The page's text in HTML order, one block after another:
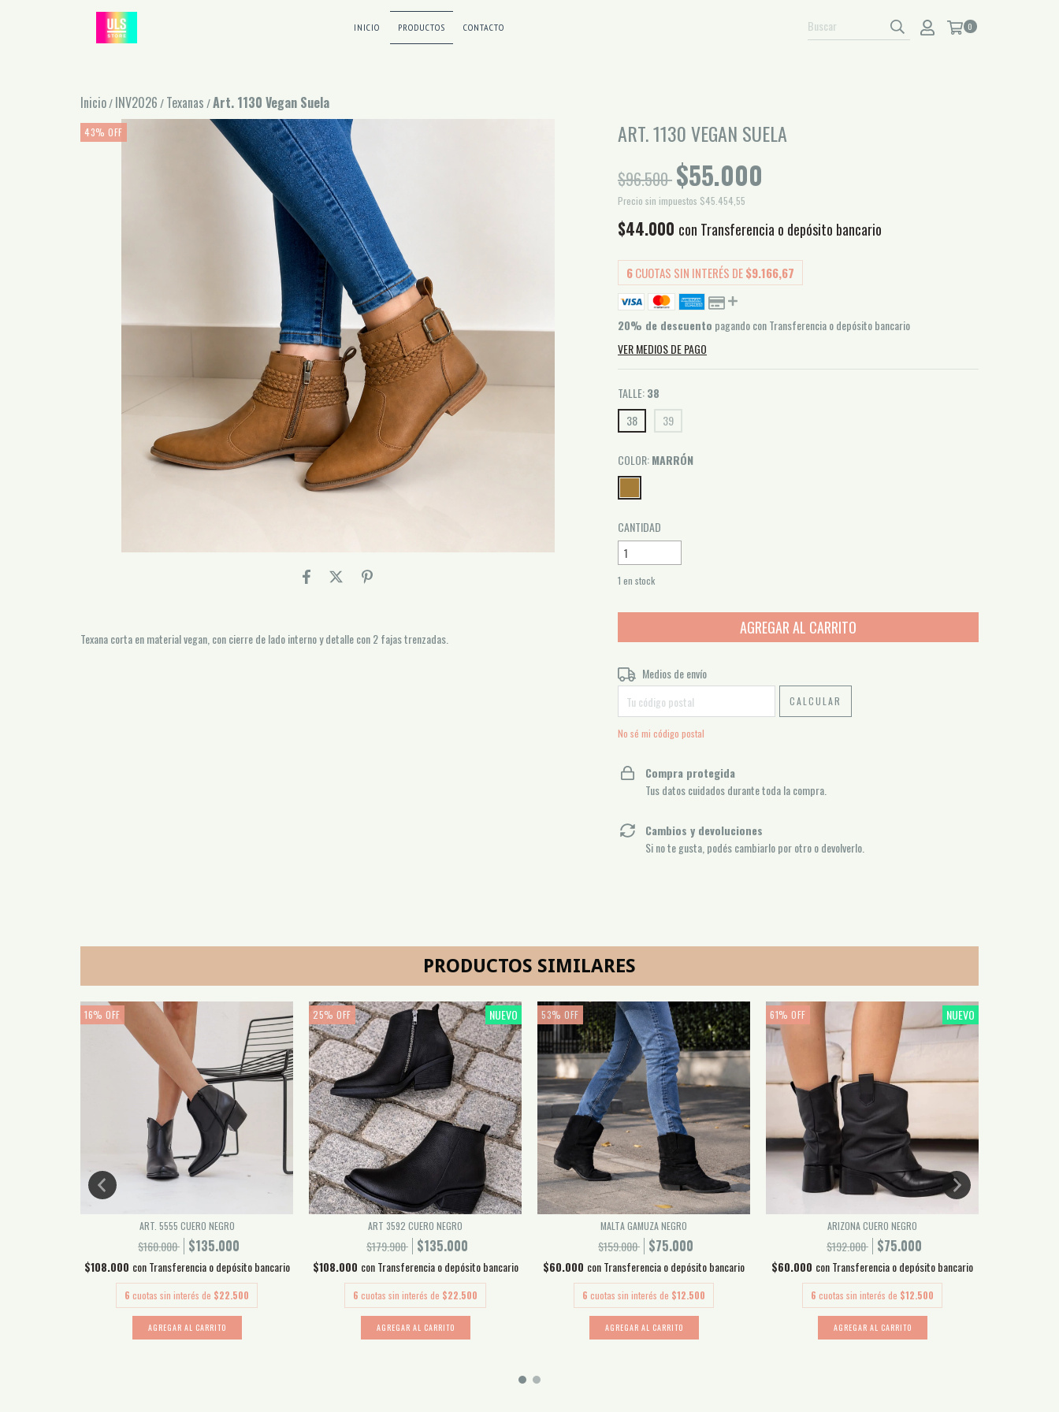
INICIO PRODUCTOS CONTACTO 0
Inicio/INV2026 /Texanas /Art. 1130 Vegan Suela
43% OFF
Texana corta en material vegan, con cierre de lado interno y detalle con 2 fajas trenzadas.
ART. 1130 VEGAN SUELA
$96.500 $55.000
Precio sin impuestos $45.454,55
$44.000 con Transferencia o depósito bancario
6CUOTAS SIN INTERÉS DE$9.166,67
20% de descuento pagando con Transferencia o depósito bancario
VER MEDIOS DE PAGO
TALLE:38
38
39
COLOR:MARRÓN
CANTIDAD
1 en stock
Entregas para el CP:
Medios de envío
CALCULAR
No sé mi código postal
Compra protegida
Tus datos cuidados durante toda la compra.
Cambios y devoluciones
Si no te gusta, podés cambiarlo por otro o devolverlo.
PRODUCTOS SIMILARES
16% OFF
ART. 5555 CUERO NEGRO
$160.000 $135.000
$108.000 con Transferencia o depósito bancario
6 cuotas sin interés de $22.500
AGREGAR AL CARRITO
25% OFF NUEVO
ART 3592 CUERO NEGRO
$179.900 $135.000
$108.000 con Transferencia o depósito bancario
6 cuotas sin interés de $22.500
AGREGAR AL CARRITO
53% OFF
MALTA GAMUZA NEGRO
$159.000 $75.000
$60.000 conTransferencia o depósito bancario
6 cuotas sin interés de $12.500
AGREGAR AL CARRITO
61% OFF NUEVO
ARIZONA CUERO NEGRO
$192.000 $75.000
$60.000 conTransferencia o depósito bancario
6 cuotas sin interés de $12.500
AGREGAR AL CARRITO